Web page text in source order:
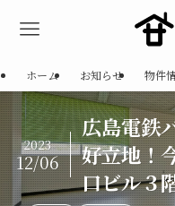
ホーム お知らせ 物件
広島電鉄
好立地！
口ビル３
2023
12/06